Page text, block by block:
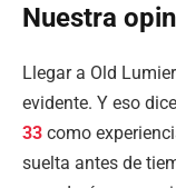
Nuestra
Llegar a Old
evidente. Y eso
33 como
suelta antes de